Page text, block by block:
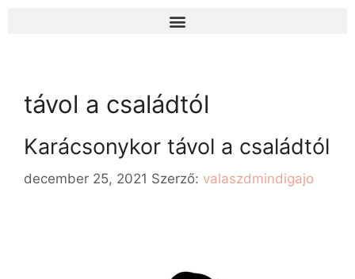
távol a családtól
Karácsonykor távol a családtól
december 25, 2021 Szerző: valaszdmindigajo